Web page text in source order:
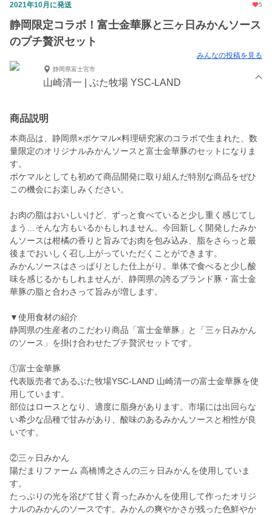
2021年10月に発送 5
静岡限定コラボ！富士金華豚と三ヶ日みかんソース
のプチ贅沢セット
みんなの投稿を見る
静岡県富士宮市
山崎清一 | ぶた牧場 YSC-LAND
商品説明
本商品は、静岡県×ポケマル×料理研究家のコラボで生まれた、数
量限定のオリジナルみかんソースと富士金華豚のセットになりま
す。
ポケマルとしても初めて商品開発に取り組んだ特別な商品をぜひ
この機会にお楽しみください。
お肉の脂はおいしいけど、ずっと食べていると少し重く感じてし
まう…そんな方もいるかもしれません。今回新しく開発したみか
んソースは柑橘の香りと旨みでお肉を包み込み、脂をさらっと最
後までおいしく召し上がっていただくことができます。
みかんソースはさっぱりとした仕上がり。単体で食べると少し酸
味を感じるかもしれませんが、静岡県の誇るブランド豚・富士金
華豚の脂と合わさって旨みが増します。
▼使用食材の紹介
静岡県の生産者のこだわり商品「富士金華豚」と「三ヶ日みかん
のソース」を掛け合わせたプチ贅沢セットです。
①富士金華豚
代表販売者であるぶた牧場YSC-LAND 山崎清一の富士金華豚を使
用しています。
部位はロースとなり、適度に脂身があります。市場には出回らな
い希少な品種で甘みがあり、酸味のあるみかんソースと相性が良
いです。
②三ヶ日みかん
陽だまりファーム 高橋博之さんの三ヶ日みかんを使用していま
す。
たっぷりの光を浴びて甘く育ったみかんを使用して作ったオリジ
ナルのみかんのソースです。みかんの爽やかさが残った色鮮やか